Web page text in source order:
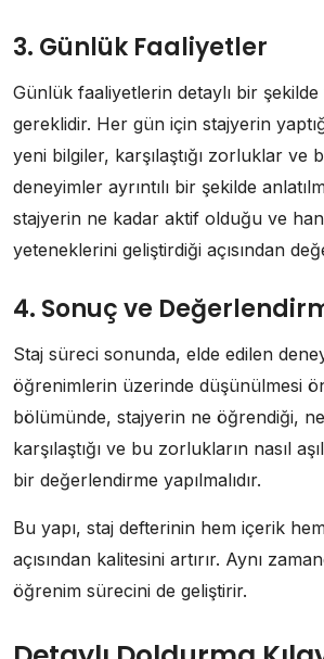
3. Günlük Faaliyetler
Günlük faaliyetlerin detaylı bir şekilde
gereklidir. Her gün için stajyerin
yeni bilgiler, karşılaştığı zorluklar ve
deneyimler ayrıntılı bir şekilde
stajyerin ne kadar aktif olduğu ve
yeteneklerini geliştirdiği açısından
4. Sonuç ve
Staj süreci sonunda, elde edilen
öğrenimlerin üzerinde düşünülmesi
bölümünde, stajyerin ne öğrendiği,
karşılaştığı ve bu zorlukların nasıl
bir değerlendirme yapılmalıdır.
Bu yapı, staj defterinin hem içerik
açısından kalitesini artırır. Aynı
öğrenim sürecini de geliştirir.